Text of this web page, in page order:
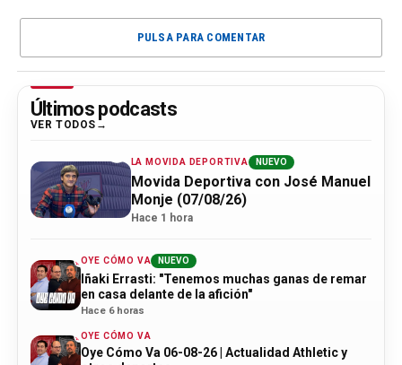
PULSA PARA COMENTAR
Últimos podcasts
VER TODOS
LA MOVIDA DEPORTIVA NUEVO
Movida Deportiva con José Manuel
Monje (07/08/26)
Hace 1 hora
OYE CÓMO VA NUEVO
Iñaki Errasti: "Tenemos muchas ganas de remar
en casa delante de la afición"
Hace 6 horas
OYE CÓMO VA
Oye Cómo Va 06-08-26 | Actualidad Athletic y